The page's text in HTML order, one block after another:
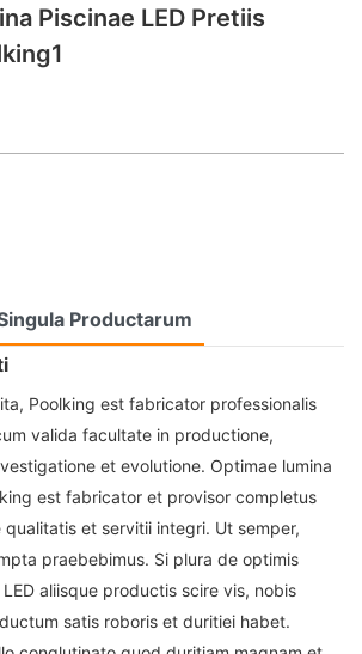
Piscinae LED Pretiis
Productarum
Poolking est fabricator professionalis
valida facultate in productione,
et evolutione. Optimae lumina
est fabricator et provisor completus
et servitii integri. Ut semper,
praebebimus. Si plura de optimis
aliisque productis scire vis, nobis
satis roboris et duritiei habet.